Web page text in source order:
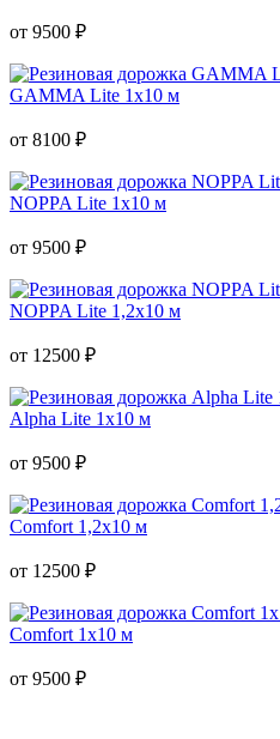
от 9500 ₽
GAMMA Lite 1х10 м
от 8100 ₽
NOPPA Lite 1х10 м
от 9500 ₽
NOPPA Lite 1,2х10 м
от 12500 ₽
Alpha Lite 1х10 м
от 9500 ₽
Comfort 1,2х10 м
от 12500 ₽
Comfort 1х10 м
от 9500 ₽